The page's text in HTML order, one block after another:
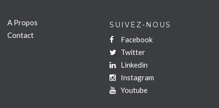
A Propos
Contact
SUIVEZ-NOUS
Facebook
Twitter
Linkedin
Instagram
Youtube